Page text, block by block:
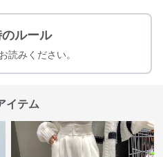
ルール
読みください。
イテム